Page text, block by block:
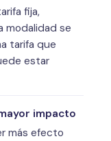
fija,
modalidad se
tarifa que
estar
impacto
más efecto